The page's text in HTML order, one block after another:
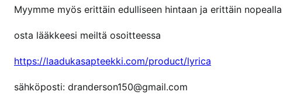
l
i
a
Myymme myös erittäin edulliseen hintaan ja erittäin
osta lääkkeesi meiltä osoitteessa
https://laadukasapteekki.com/product/lyrica
sähköposti: dranderson150@gmail.com